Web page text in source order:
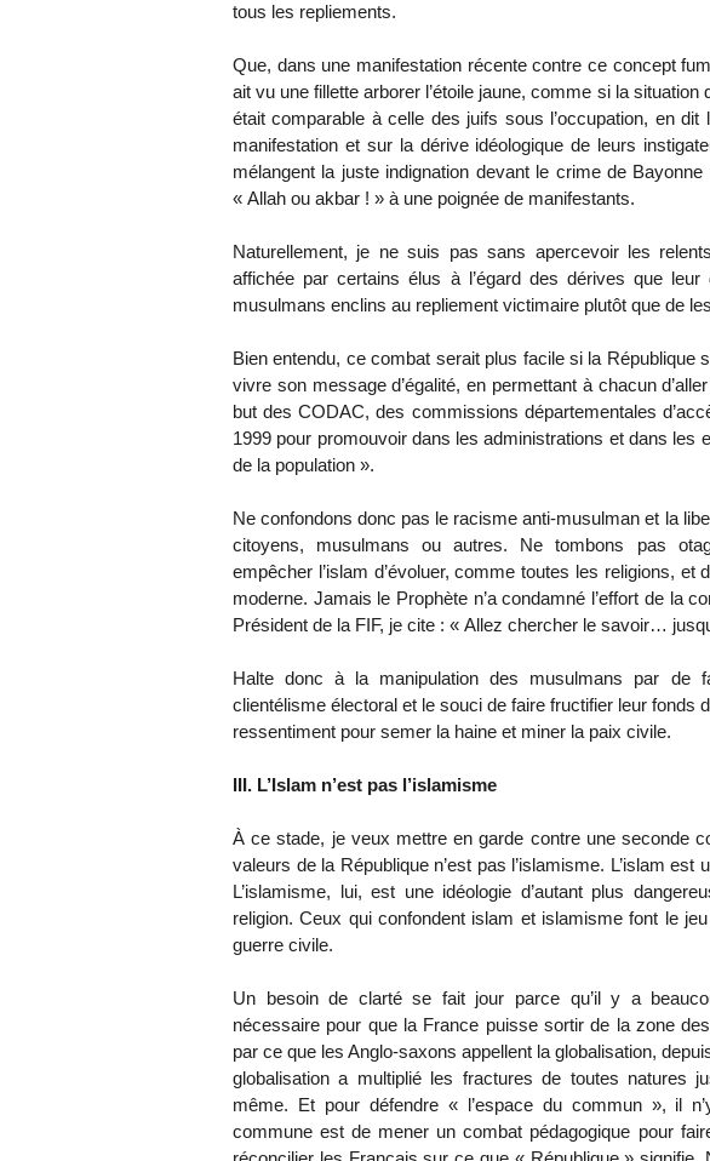
tous les repliements.
Que, dans une manifestation récente contre ce concept
ait vu une fillette arborer l’étoile jaune, comme si la
était comparable à celle des juifs sous l’occupation, en
manifestation et sur la dérive idéologique de leurs
mélangent la juste indignation devant le crime de
« Allah ou akbar ! » à une poignée de manifestants.
Naturellement, je ne suis pas sans apercevoir les
affichée par certains élus à l’égard des dérives que
musulmans enclins au repliement victimaire plutôt que de
Bien entendu, ce combat serait plus facile si la République
vivre son message d’égalité, en permettant à chacun
but des CODAC, des commissions départementales
1999 pour promouvoir dans les administrations et dans les
de la population ».
Ne confondons donc pas le racisme anti-musulman et la
citoyens, musulmans ou autres. Ne tombons pas
empêcher l’islam d’évoluer, comme toutes les religions,
moderne. Jamais le Prophète n’a condamné l’effort de la
Président de la FIF, je cite : « Allez chercher le savoir…
Halte donc à la manipulation des musulmans par de
clientélisme électoral et le souci de faire fructifier leur fonds
ressentiment pour semer la haine et miner la paix civile.
III. L’Islam n’est pas l’islamisme
À ce stade, je veux mettre en garde contre une seconde
valeurs de la République n’est pas l’islamisme. L’islam est
L’islamisme, lui, est une idéologie d’autant plus
religion. Ceux qui confondent islam et islamisme font le
guerre civile.
Un besoin de clarté se fait jour parce qu’il y a
nécessaire pour que la France puisse sortir de la zone
par ce que les Anglo-saxons appellent la globalisation,
globalisation a multiplié les fractures de toutes natures
même. Et pour défendre « l’espace du commun », il
commune est de mener un combat pédagogique pour